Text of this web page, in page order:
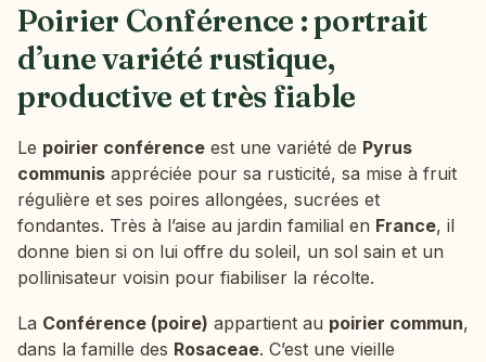
Poirier Conférence : portrait
d’une variété rustique,
productive et très fiable
Le poirier conférence est une variété de Pyrus
communis appréciée pour sa rusticité, sa mise à fruit
régulière et ses poires allongées, sucrées et
fondantes. Très à l’aise au jardin familial en France, il
donne bien si on lui offre du soleil, un sol sain et un
pollinisateur voisin pour fiabiliser la récolte.
La Conférence (poire) appartient au poirier commun,
dans la famille des Rosaceae. C’est une vieille